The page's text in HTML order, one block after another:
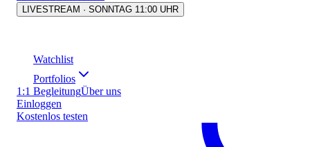
LIVESTREAM · SONNTAG 11:00 UHR
Watchlist
Portfolios
1:1 BegleitungÜber uns
Einloggen
Kostenlos testen